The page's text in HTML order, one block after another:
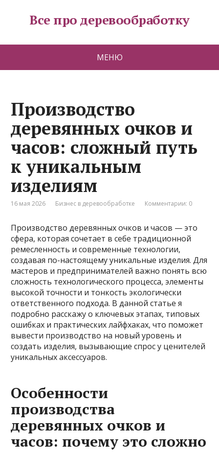
Все про деревообработку
МЕНЮ
Производство
деревянных очков и
часов: сложный путь
к уникальным
изделиям
16 мая 2026 Бизнес в деревообработке Комментарии: 0
Производство деревянных очков и часов — это
сфера, которая сочетает в себе традиционной
ремесленность и современные технологии,
создавая по-настоящему уникальные изделия. Для
мастеров и предпринимателей важно понять всю
сложность технологического процесса, элементы
высокой точности и тонкость экологически
ответственного подхода. В данной статье я
подробно расскажу о ключевых этапах, типовых
ошибках и практических лайфхаках, что поможет
вывести производство на новый уровень и
создать изделия, вызывающие спрос у ценителей
уникальных аксессуаров.
Особенности
производства
деревянных очков и
часов: почему это сложно